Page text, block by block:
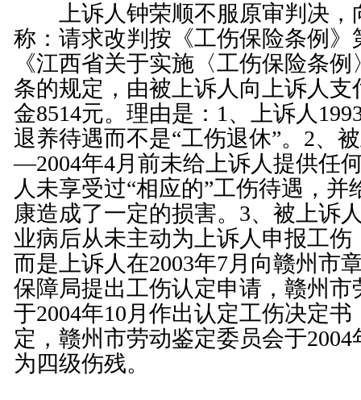
上诉人钟荣顺不服原审判决，
称：请求改判按《工伤保险条例 》
《江西省关于实施〈工伤保险条例
条的规定，由被上诉人向上诉人
金8514元。理由是：1、上诉人
退养待遇而不是“工伤退休”。2、
—2004年4月前未给上诉人提供任
人未享受过“相应的”工伤待遇，并
康造成了一定的损害。3、被上诉
业病后从未主动为上诉人申报工
而是上诉人在2003年7月向赣州市
保障局提出工伤认定申请，赣州市
于2004年10月作出认定工伤决定
定，赣州市劳动鉴定委员会于
为四级伤残。